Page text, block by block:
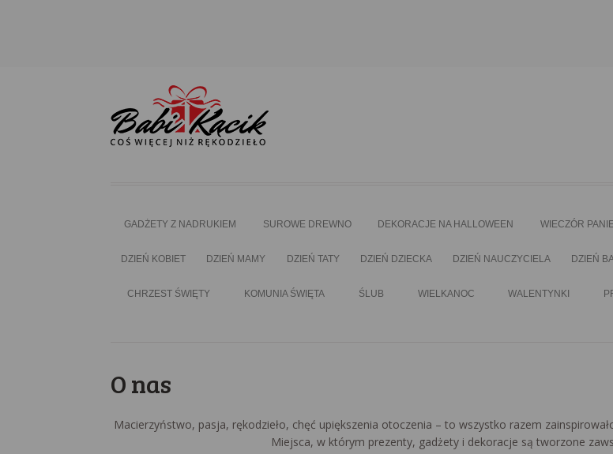
GADŻETY Z NADRUKIEM SUROWE DREWNO DEKORACJE NA HALLOWEEN WIECZÓR
DZIEŃ KOBIET DZIEŃ MAMY DZIEŃ TATY DZIEŃ DZIECKA DZIEŃ NAUCZYCIELA DZIEŃ
CHRZEST ŚWIĘTY KOMUNIA ŚWIĘTA ŚLUB WIELKANOC WALENTYNKI
O nas
Macierzyństwo, pasja, rękodzieło, chęć upiększenia otoczenia – to wszystko razem
Miejsca, w którym prezenty, gadżety i dekoracje są tworzone